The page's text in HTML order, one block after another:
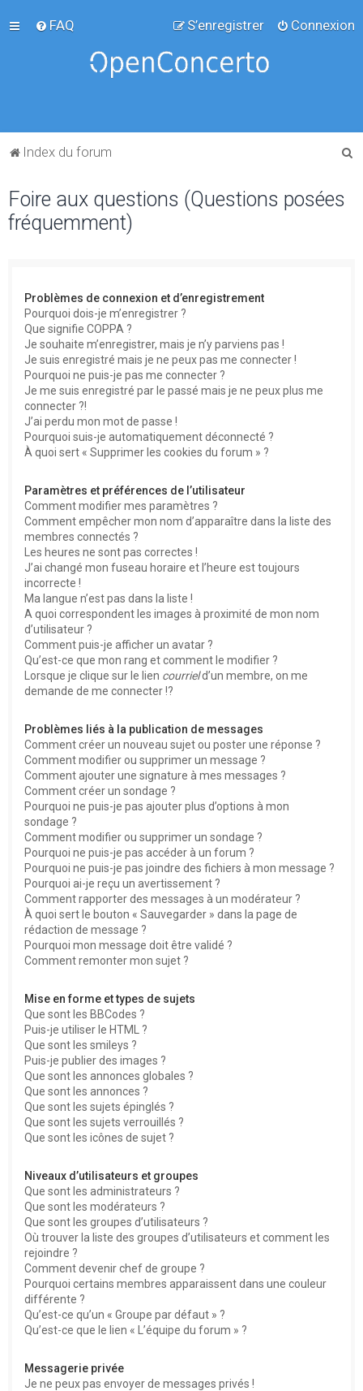
FAQ Connexion
S’enregistrer
Index du forum
Foire aux questions (Questions posées
fréquemment)
Problèmes de connexion et d’enregistrement
Pourquoi dois-je m’enregistrer ?
Que signifie COPPA ?
Je souhaite m’enregistrer, mais je n’y parviens pas !
Je suis enregistré mais je ne peux pas me connecter !
Pourquoi ne puis-je pas me connecter ?
Je me suis enregistré par le passé mais je ne peux plus me
connecter ?!
J’ai perdu mon mot de passe !
Pourquoi suis-je automatiquement déconnecté ?
À quoi sert « Supprimer les cookies du forum » ?
Paramètres et préférences de l’utilisateur
Comment modifier mes paramètres ?
Comment empêcher mon nom d’apparaître dans la liste des
membres connectés ?
Les heures ne sont pas correctes !
J’ai changé mon fuseau horaire et l’heure est toujours
incorrecte !
Ma langue n’est pas dans la liste !
A quoi correspondent les images à proximité de mon nom
d’utilisateur ?
Comment puis-je afficher un avatar ?
Qu’est-ce que mon rang et comment le modifier ?
Lorsque je clique sur le lien courrield’un membre, on me
demande de me connecter !?
Problèmes liés à la publication de messages
Comment créer un nouveau sujet ou poster une réponse ?
Comment modifier ou supprimer un message ?
Comment ajouter une signature à mes messages ?
Comment créer un sondage ?
Pourquoi ne puis-je pas ajouter plus d’options à mon
sondage ?
Comment modifier ou supprimer un sondage ?
Pourquoi ne puis-je pas accéder à un forum ?
Pourquoi ne puis-je pas joindre des fichiers à mon message ?
Pourquoi ai-je reçu un avertissement ?
Comment rapporter des messages à un modérateur ?
À quoi sert le bouton « Sauvegarder » dans la page de
rédaction de message ?
Pourquoi mon message doit être validé ?
Comment remonter mon sujet ?
Mise en forme et types de sujets
Que sont les BBCodes ?
Puis-je utiliser le HTML ?
Que sont les smileys ?
Puis-je publier des images ?
Que sont les annonces globales ?
Que sont les annonces ?
Que sont les sujets épinglés ?
Que sont les sujets verrouillés ?
Que sont les icônes de sujet ?
Niveaux d’utilisateurs et groupes
Que sont les administrateurs ?
Que sont les modérateurs ?
Que sont les groupes d’utilisateurs ?
Où trouver la liste des groupes d’utilisateurs et comment les
rejoindre ?
Comment devenir chef de groupe ?
Pourquoi certains membres apparaissent dans une couleur
différente ?
Qu’est-ce qu’un « Groupe par défaut » ?
Qu’est-ce que le lien « L’équipe du forum » ?
Messagerie privée
Je ne peux pas envoyer de messages privés !